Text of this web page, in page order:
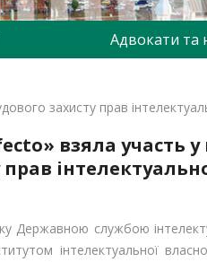
Адвокати та
захисту прав
взяла участь у
Державною службою
інтелектуальної